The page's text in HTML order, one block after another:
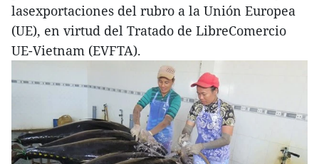
lasexportaciones del rubro a la Unión Europea
(UE), en virtud del Tratado de LibreComercio
UE-Vietnam (EVFTA).